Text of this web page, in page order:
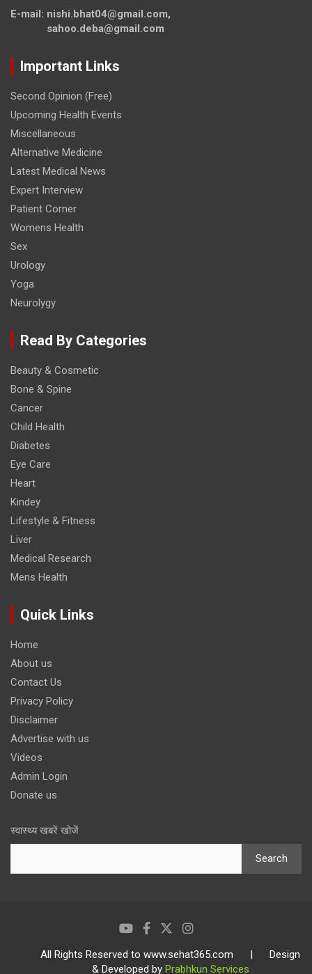
E-mail: nishi.bhat04@gmail.com,
sahoo.deba@gmail.com
Important Links
Second Opinion (Free)
Upcoming Health Events
Miscellaneous
Alternative Medicine
Latest Medical News
Expert Interview
Patient Corner
Womens Health
Sex
Urology
Yoga
Neurolygy
Read By Categories
Beauty & Cosmetic
Bone & Spine
Cancer
Child Health
Diabetes
Eye Care
Heart
Kindey
Lifestyle & Fitness
Liver
Medical Research
Mens Health
Quick Links
Home
About us
Contact Us
Privacy Policy
Disclaimer
Advertise with us
Videos
Admin Login
Donate us
स्वास्थ्य खबरें खोजें
Search
All Rights Reserved to www.sehat365.com | Design
& Developed by Prabhkun Services